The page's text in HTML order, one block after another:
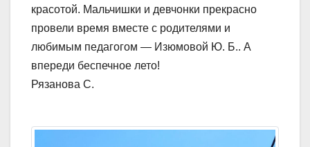
красотой. Мальчишки и девчонки прекрасно
провели время вместе с родителями и
любимым педагогом — Изюмовой Ю. Б.. А
впереди беспечное лето!
Рязанова С.